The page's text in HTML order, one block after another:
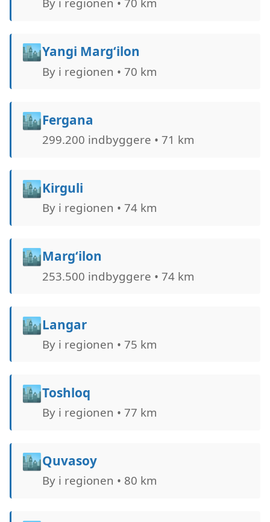
🏙️Yangi Marg‘ilon
By i regionen • 70 km
🏙️Fergana
299.200 indbyggere • 71 km
🏙️Kirguli
By i regionen • 74 km
🏙️Marg‘ilon
253.500 indbyggere • 74 km
🏙️Langar
By i regionen • 75 km
🏙️Toshloq
By i regionen • 77 km
🏙️Quvasoy
By i regionen • 80 km